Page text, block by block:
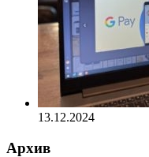
13.12.2024
Архив